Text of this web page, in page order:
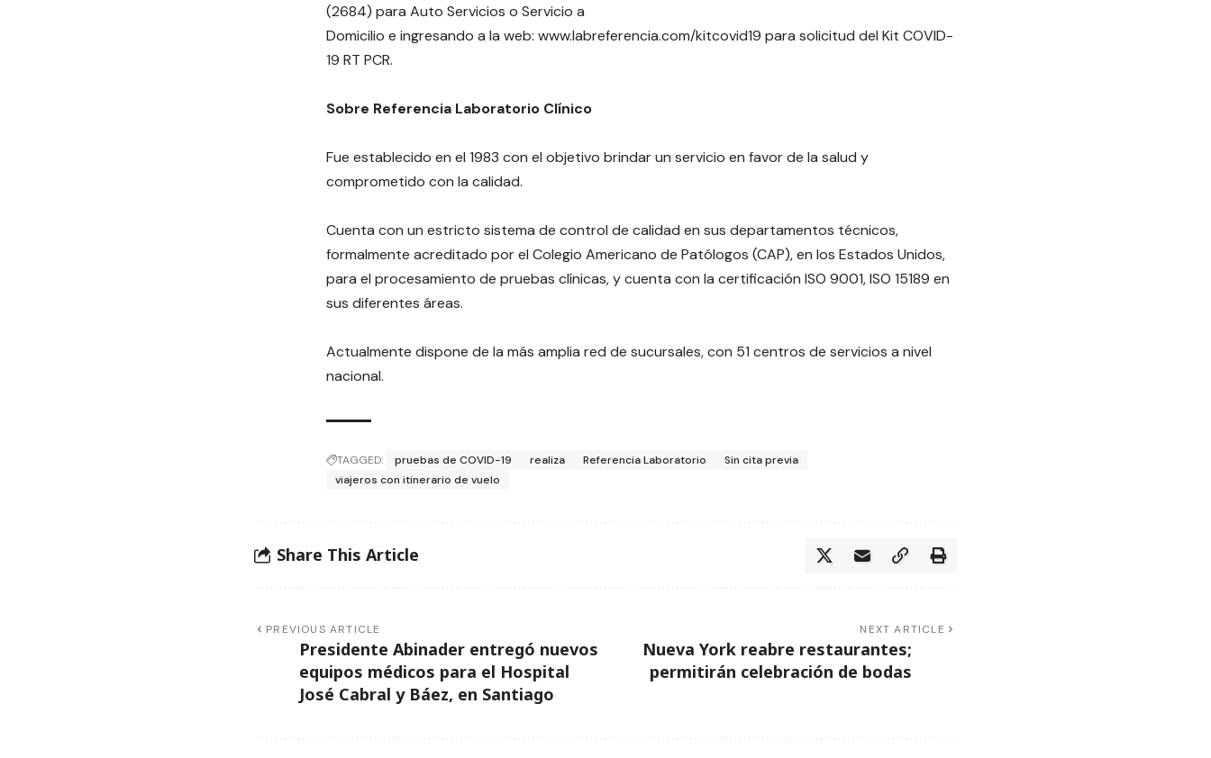
(2684) para Auto Servicios o Servicio a
Domicilio e ingresando a la web: www.labreferencia.com/kitcovid19 para solicitud del Kit COVID-
19 RT PCR.
Sobre Referencia Laboratorio Clínico
Fue establecido en el 1983 con el objetivo brindar un servicio en favor de la salud y
comprometido con la calidad.
Cuenta con un estricto sistema de control de calidad en sus departamentos técnicos,
formalmente acreditado por el Colegio Americano de Patólogos (CAP), en los Estados Unidos,
para el procesamiento de pruebas clínicas, y cuenta con la certificación ISO 9001, ISO 15189 en
sus diferentes áreas.
Actualmente dispone de la más amplia red de sucursales, con 51 centros de servicios a nivel
nacional.
TAGGED: pruebas de COVID-19 realiza Referencia Laboratorio
Sin cita previa
viajeros con itinerario de vuelo
Share This Article
PREVIOUS ARTICLE
Presidente Abinader entregó nuevos
equipos médicos para el Hospital
José Cabral y Báez, en Santiago
NEXT ARTICLE
Nueva York reabre restaurantes;
permitirán celebración de bodas